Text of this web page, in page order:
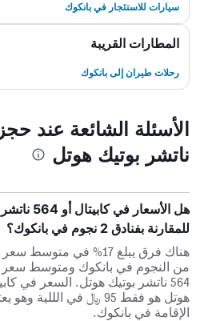
سيارات للاستئجار في بانكوك
المطارات القريبة
رحلات طيران إلى بانكوك
ناتشر بوتيك هوتل
هل الأسعار
للمقارنة بفنادق 2 نجوم في بانكوك؟
من النجوم في بانكوك ومتوسط ​​سعر
هوتل هو فقط 95 ﷼ في
الإقامة في بانكوك.